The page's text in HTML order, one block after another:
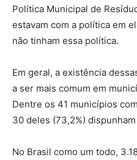
Política Municipal de
estavam com a política em
não tinham essa política.
Em geral, a existência
a ser mais comum em
Dentre os 41 municípios
30 deles (73,2%)
No Brasil como um todo,